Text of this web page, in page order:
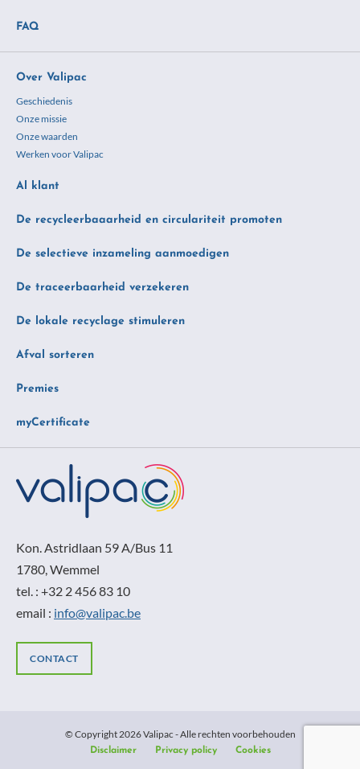
FAQ
Over Valipac
Geschiedenis
Onze missie
Onze waarden
Werken voor Valipac
Al klant
De recycleerbaaarheid en circulariteit promoten
De selectieve inzameling aanmoedigen
De traceerbaarheid verzekeren
De lokale recyclage stimuleren
Afval sorteren
Premies
myCertificate
Kon. Astridlaan 59 A/Bus 11
1780, Wemmel
tel. : +32 2 456 83 10
email : info@valipac.be
CONTACT
© Copyright 2026 Valipac - Alle rechten voorbehouden
Disclaimer Privacy policy Cookies